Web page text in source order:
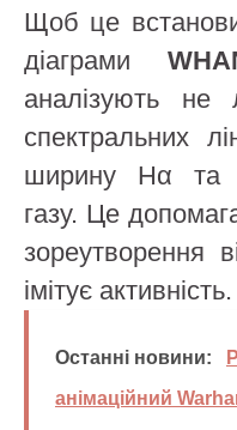
Щоб це
діаграми
аналізують не
спектральних
ширину Hα та
газу. Це
зореутворення
імітує активність.
Останні новини:
анімаційний